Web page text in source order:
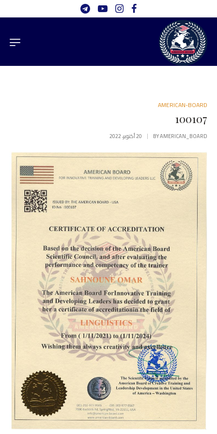
AMERICAN-BOARD
100107
BYAMERICAN_BOARD 20 أكتوبر، 2022